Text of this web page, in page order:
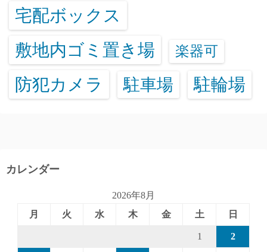
宅配ボックス
敷地内ゴミ置き場
楽器可
防犯カメラ 駐車場 駐輪場
カレンダー
2026年8月
月
火 水 木 金 土 日
1 2